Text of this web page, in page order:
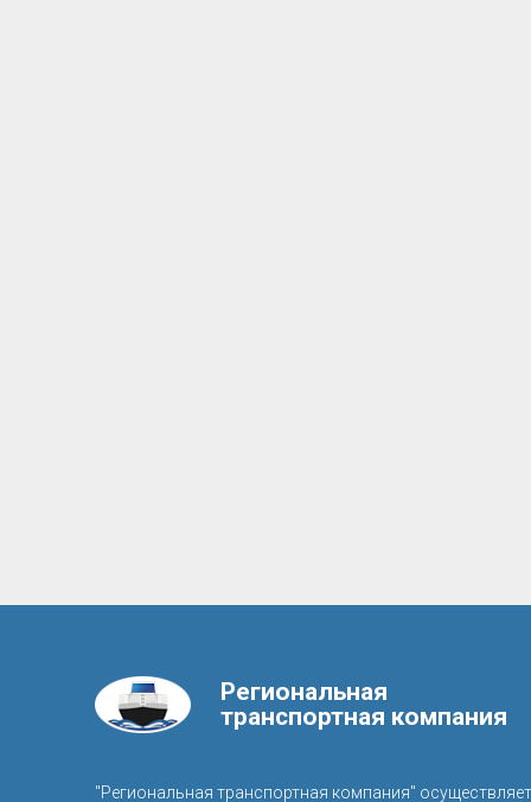
Региональная
транспортная компания
"Региональная транспортная компания"